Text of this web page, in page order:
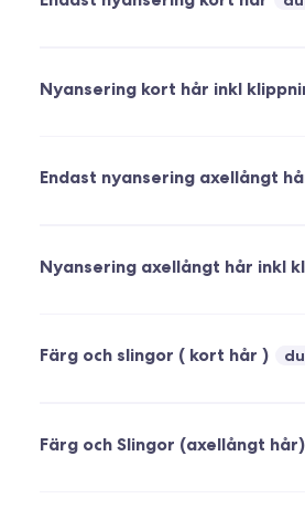
Nyansering kort hår inkl
Endast nyansering axellångt
Nyansering axellångt hår inkl
Färg och slingor ( kort hår )
Färg och Slingor (axellångt hår)